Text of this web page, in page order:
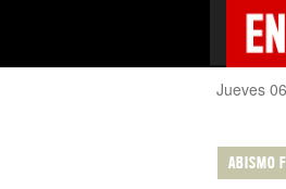
Jueves
ABISMO